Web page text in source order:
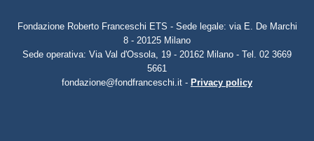
Fondazione Roberto Franceschi ETS - Sede legale: via E. De Marchi
8 - 20125 Milano
Sede operativa: Via Val d'Ossola, 19 - 20162 Milano - Tel. 02 3669
5661
fondazione@fondfranceschi.it - Privacy policy